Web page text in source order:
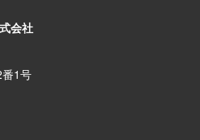
会社
1号